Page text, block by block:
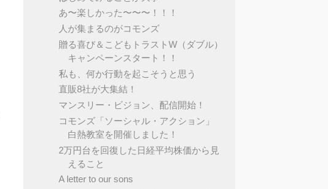
あ〜楽しかった〜〜〜！！！
人が集まるのがコモンズ
贈る喜び＆こどもトラストW（ダブル）
キャンペーンスタート！！
私も、何か行動を起こそうと思う
直販8社が大集結！
マンスリー・ビジョン、配信開始！
コモンズ「ソーシャル・アクション」
白熱教室を開催しました！
2万円台を回復した日経平均株価から見
えること
A letter to our sons